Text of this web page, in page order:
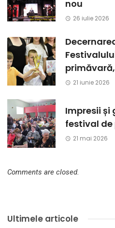
nou
26 iulie 2026
21 iunie 2026
Impresii și
festival de
21 mai 2026
Comments are closed.
Ultimele articole